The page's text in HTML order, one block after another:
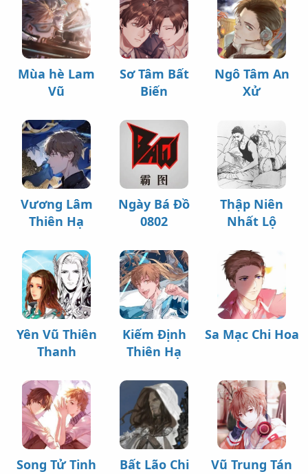
Mùa hè Lam
Vũ
Sơ Tâm Bất
Biến
Ngô Tâm An
Xử
Vương Lâm
Thiên Hạ
Ngày Bá Đồ
0802
Thập Niên
Nhất Lộ
Yên Vũ Thiên
Thanh
Kiếm Định
Thiên Hạ
Sa Mạc Chi Hoa
Song Tử Tinh
Bất Lão Chi
Vũ Trung Tán